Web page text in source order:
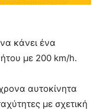
κάνει ένα
με 200 km/h.
αυτοκίνητα
με σχετική